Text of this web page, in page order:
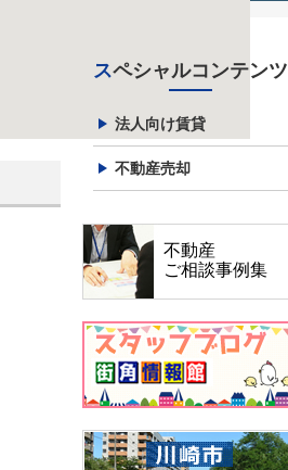
スペシャルコンテンツ
法人向け賃貸
不動産売却
不動産
ご相談事例集